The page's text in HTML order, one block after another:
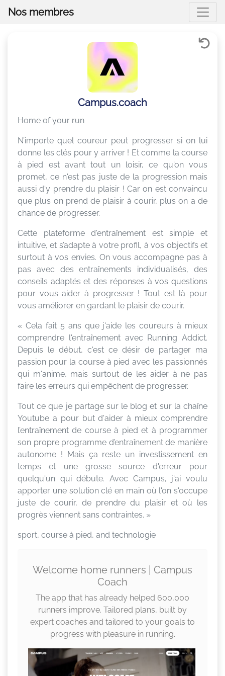
Nos membres
Campus.coach
Home of your run
N’importe quel coureur peut progresser si on lui
donne les clés pour y arriver ! Et comme la course
à pied est avant tout un loisir, ce qu'on vous
promet, ce n'est pas juste de la progression mais
aussi d'y prendre du plaisir ! Car on est convaincu
que plus on prend de plaisir à courir, plus on a de
chance de progresser.
Cette plateforme d'entraînement est simple et
intuitive, et s’adapte à votre profil, à vos objectifs et
surtout à vos envies. On vous accompagne pas à
pas avec des entraînements individualisés, des
conseils adaptés et des réponses à vos questions
pour vous aider à progresser ! Tout est là pour
vous améliorer en gardant le plaisir de courir.
« Cela fait 5 ans que j'aide les coureurs à mieux
comprendre l'entraînement avec Running Addict.
Depuis le début, c'est ce désir de partager ma
passion pour la course à pied avec les passionnés
qui m'anime, mais surtout de les aider à ne pas
faire les erreurs qui empêchent de progresser.
Tout ce que je partage sur le blog et sur la chaîne
Youtube a pour but d'aider à mieux comprendre
l’entraînement de course à pied et à programmer
son propre programme d’entraînement de manière
autonome ! Mais ça reste un investissement en
temps et une grosse source d'erreur pour
quelqu'un qui débute. Avec Campus, j'ai voulu
apporter une solution clé en main où l'on s'occupe
juste de courir, de prendre du plaisir et où les
progrès viennent sans contraintes. »
sport, course à pied, and technologie
Welcome home runners | Campus
Coach
The app that has already helped 600,000
runners improve. Tailored plans, built by
expert coaches and tailored to your goals to
progress with pleasure in running.